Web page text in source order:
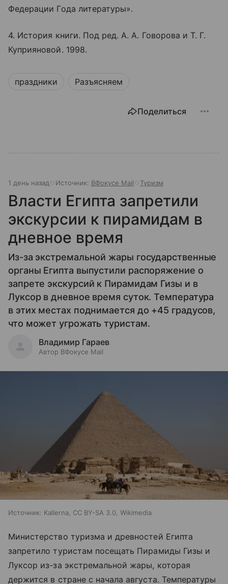
Федерации Года литературы».
4. История книги. Под ред. А. А. Говорова и Т. Г.
Куприяновой. 1998.
праздники Разъясняем
Поделиться
1 день назад Источник: ВФокусе Mail Туризм
Власти Египта запретили
экскурсии к пирамидам в
дневное время
Из-за экстремальной жары государственные
органы Египта выпустили распоряжение о
запрете экскурсий к Пирамидам Гизы и в
Луксор в дневное время суток. Температура
в этих местах поднимается до +45 градусов,
что может угрожать туристам.
Владимир Гараев
Автор ВФокусе Mail
Источник: Kallerna, CC BY-SA 3.0, Wikimedia
Министерство туризма и древностей Египта
запретило туристам посещать Пирамиды Гизы и
Луксор из-за экстремальной жары, которая
держится в стране с начала августа. Температуры